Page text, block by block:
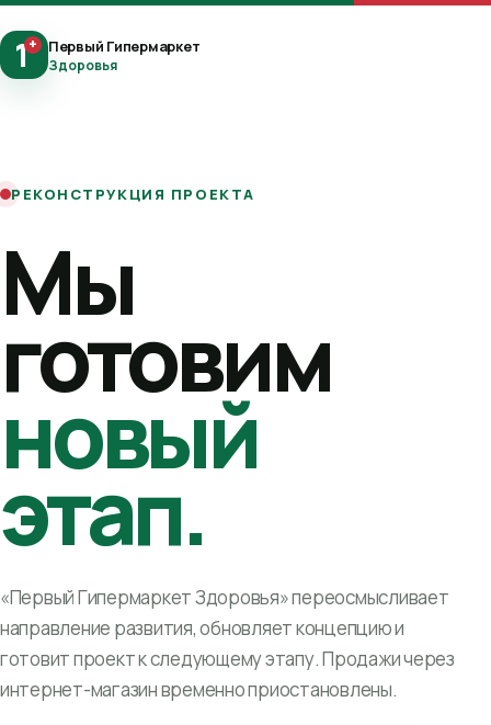
1+ Первый Гипермаркет
Здоровья
РЕКОНСТРУКЦИЯ ПРОЕКТА
Мы
готовим
новый
этап.
«Первый Гипермаркет Здоровья» переосмысливает
направление развития, обновляет концепцию и
готовит проект к следующему этапу. Продажи через
интернет-магазин временно приостановлены.